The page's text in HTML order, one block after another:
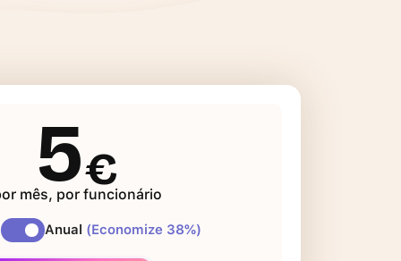
Anual (Economize 38%)
5€
mês, por funcionário